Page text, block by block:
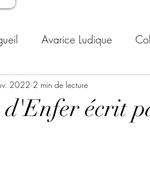
Avarice Ludique
Proscrite
d'Enfer écrit
2022 2 min de lecture